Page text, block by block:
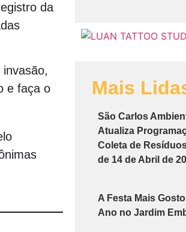
da
e faça o
Mais
São Carlos
Atualiza
Coleta de
de 14 de Abril de
A Festa Mais
Ano no Jardim